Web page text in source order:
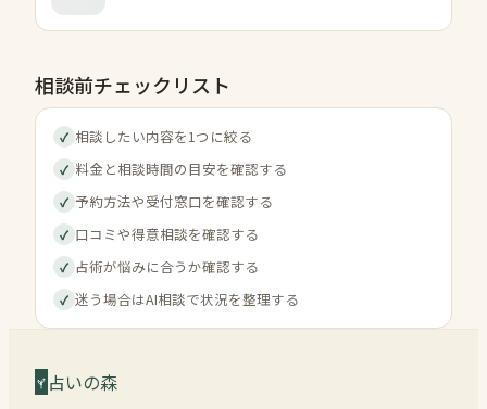
相談前チェックリスト
✓ 相談したい内容を1つに絞る
✓ 料金と相談時間の目安を確認する
✓ 予約方法や受付窓口を確認する
✓ 口コミや得意相談を確認する
✓ 占術が悩みに合うか確認する
✓ 迷う場合はAI相談で状況を整理する
占いの森